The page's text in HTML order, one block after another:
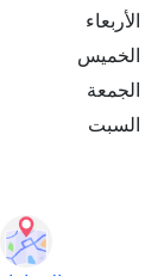
الأربعاء
الخميس
الجمعة
السبت